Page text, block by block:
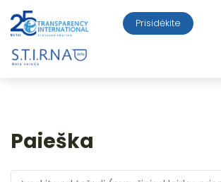
Prisidėkite
Paieška